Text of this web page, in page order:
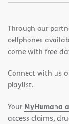
Through our
cellphones
come with free
Connect with us
playlist.
Your MyHumana
access claims,